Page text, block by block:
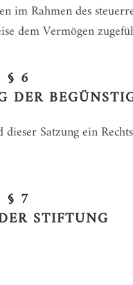
im Rahmen des
dem Vermögen
§ 6
DER
Satzung ein
§ 7
STIFTUNG